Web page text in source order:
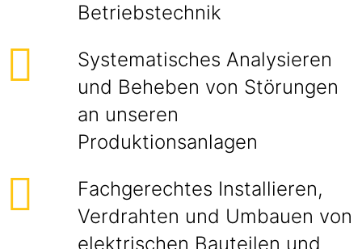
Betriebstechnik
Systematisches Analysieren
und Beheben von Störungen
an unseren
Produktionsanlagen
Fachgerechtes Installieren,
Verdrahten und Umbauen von
elektrischen Bauteilen und